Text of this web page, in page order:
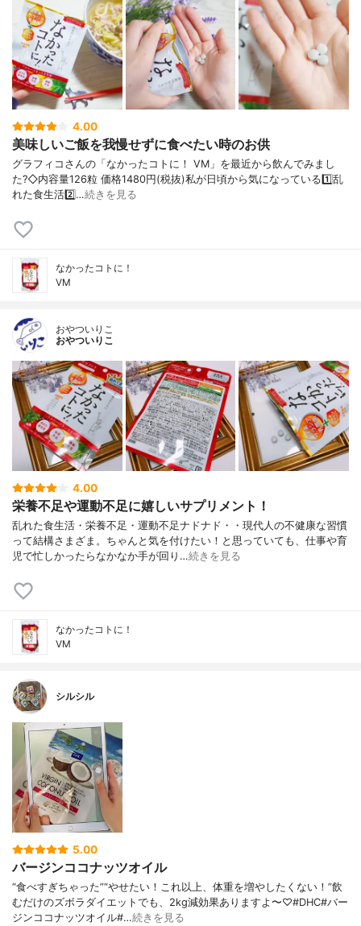
4.00
美味しいご飯を我慢せずに食べたい時のお供
グラフィコさんの「なかったコトに！ VM」を最近から飲んでみまし
た?◇内容量126粒 価格1480円(税抜)私が日頃から気になっている1️⃣乱
れた食生活2️⃣…続きを見る
なかったコトに！
VM
おやついりこ
おやついりこ
4.00
栄養不足や運動不足に嬉しいサプリメント！
乱れた食生活・栄養不足・運動不足ナドナド・・現代人の不健康な習慣
って結構さまざま。ちゃんと気を付けたい！と思っていても、仕事や育
児で忙しかったらなかなか手が回り…続きを見る
なかったコトに！
VM
シルシル
5.00
バージンココナッツオイル
“食べすぎちゃった”“やせたい！これ以上、体重を増やしたくない！”飲
むだけのズボラダイエットでも、2kg減効果ありますよ〜♡#DHC#バー
ジンココナッツオイル#…続きを見る